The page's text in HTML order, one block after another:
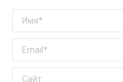
Имя *
Email *
Сайт